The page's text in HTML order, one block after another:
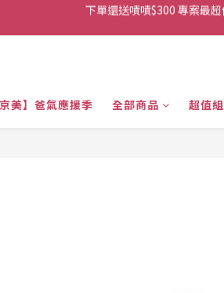
👉首次加入官方line送
👉首次加入官方line送
美】爸氣應援季 全部商品 超值